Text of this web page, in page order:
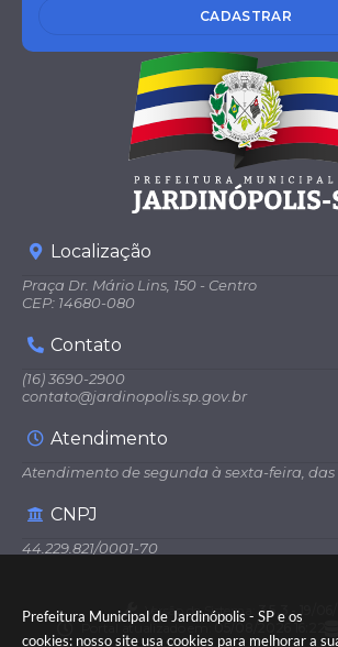
Prefeitura Municipal de Jardinópolis - SP e os
cookies: nosso site usa cookies para melhorar a
CADASTRAR
Localização
Praça Dr. Mário Lins, 150 - Centro
CEP: 14680-080
Contato
(16) 3690-2900
contato@jardinopolis.sp.gov.br
Atendimento
Atendimento de segunda à sexta-feira, das
CNPJ
44.229.821/0001-70
Versão do Sistema: 3.5.3 - 19/06/
Portal atualizado em:
05/08/2026 16:22